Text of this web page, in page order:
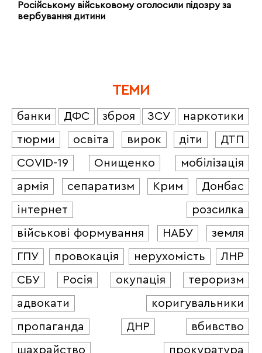
Російському військовому оголосили підозру за
вербування дитини
ТЕМИ
банки ДФС зброя ЗСУ
наркотики
тюрми
освіта вирок діти
ДТП
COVID-19
Онищенко
мобілізація
армія
сепаратизм Крим
Донбас
інтернет
розсилка
військові формування
НАБУ
земля
ГПУ
провокація нерухомість
ЛНР
СБУ
Росія окупація
тероризм
адвокати
коригувальники
пропаганда
ДНР
вбивство
шахрайство
прокуратура